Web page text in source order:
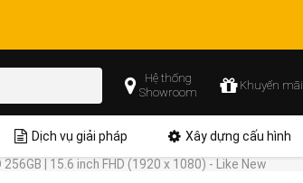
Hệ thống
Showroom
Khuyến mãi
Dịch vụ giải pháp Xây dựng cấu hình
| 15.6 inch FHD (1920 x 1080) - Like New